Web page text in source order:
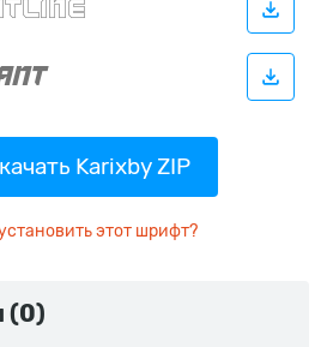
Karixby ZIP
этот шрифт?
(0)